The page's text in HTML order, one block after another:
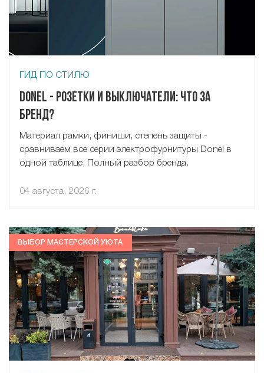
ГИД ПО СТИЛЮ
Donel - розетки и выключатели: что за
бренд?
Материал рамки, финиши, степень защиты -
сравниваем все серии электрофурнитуры Donel в
одной таблице. Полный разбор бренда.
04 августа, 2026 г.
ВЫБОР МАСТЕРСКОЙ УЮТА